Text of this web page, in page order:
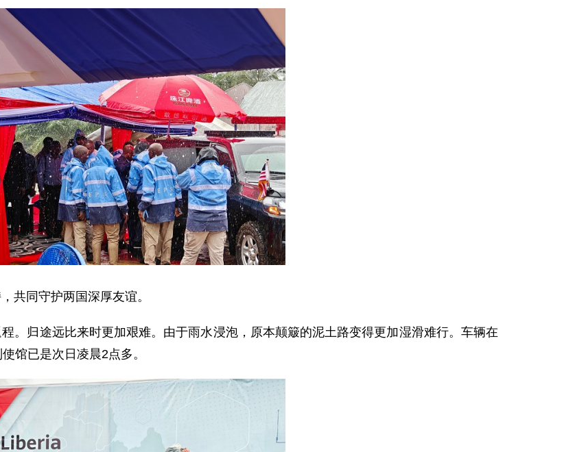
共同守护两国深厚友谊。
。归途远比来时更加艰难。由于雨水浸泡，原本颠簸的泥土路变得更加湿滑难行。车辆在
馆已是次日凌晨2点多。